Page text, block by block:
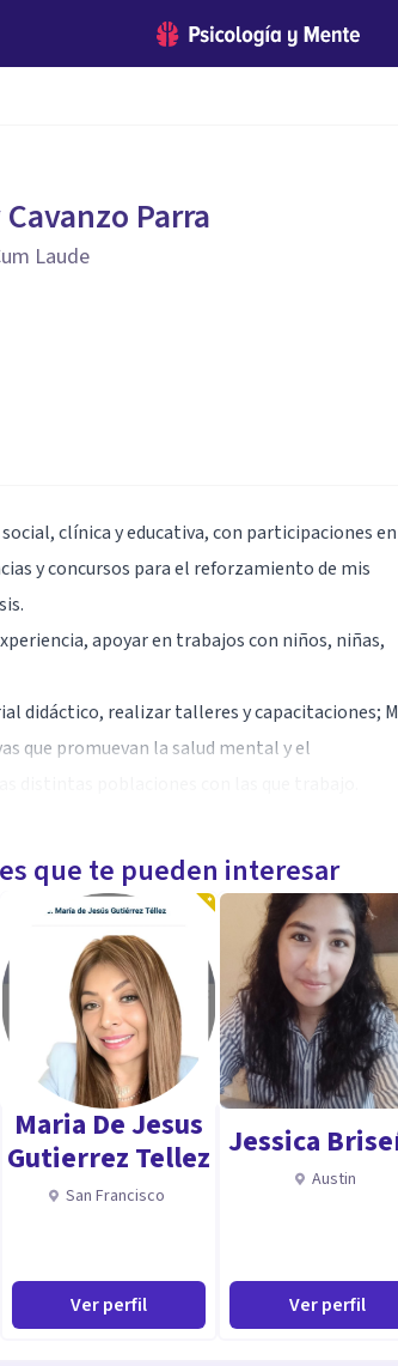
Parra
Laude
clínica y educativa, con participaciones en
y concursos para el reforzamiento de mis
apoyar en trabajos con niños, niñas,
didáctico, realizar talleres y capacitaciones;
que promuevan la salud mental y el
Excelencia académica y Magna Cum Laude
XVIII Encuentro Departamental
Semilleros de Investigación
Riesgos Laborales; Primera Ayuda Psicológica
de la Autolesión y el Suicidio
Nutrición y Procesos de Aprendizaje
Prevención de Feminicidio; Activación
que te pueden interesar
Maria De Jesus
Gutierrez Tellez
San Francisco
Ver perfil
Jessica
Austin
Ver perfil